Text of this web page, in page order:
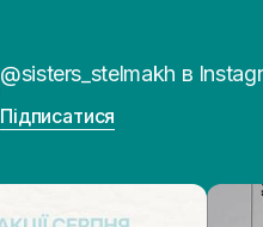
@sisters_stelmakh в
Підписатися